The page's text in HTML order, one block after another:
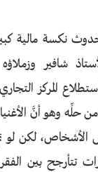
نكسة مالية
شافير
استطلاع المركز
حلِّه وهو أنَّ
لكن لو
تتأرجح بين